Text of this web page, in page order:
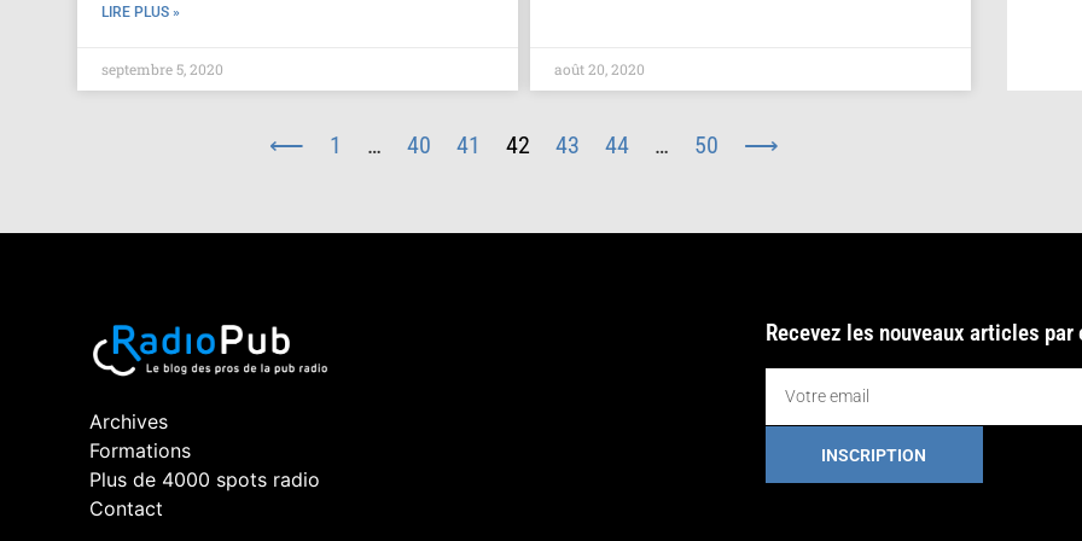
LIRE PLUS »
septembre 5, 2020 août 20, 2020
⟵ 1 … 40 41 42 43 44 … 50 ⟶
Archives
Formations
Plus de 4000 spots radio
Contact
Recevez les nouveaux articles par
INSCRIPTION